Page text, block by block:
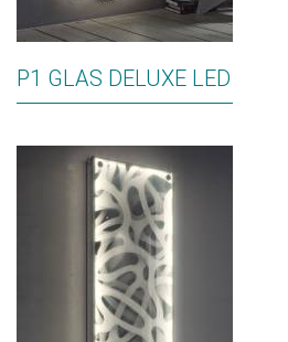
P1 GLAS DELUXE LED